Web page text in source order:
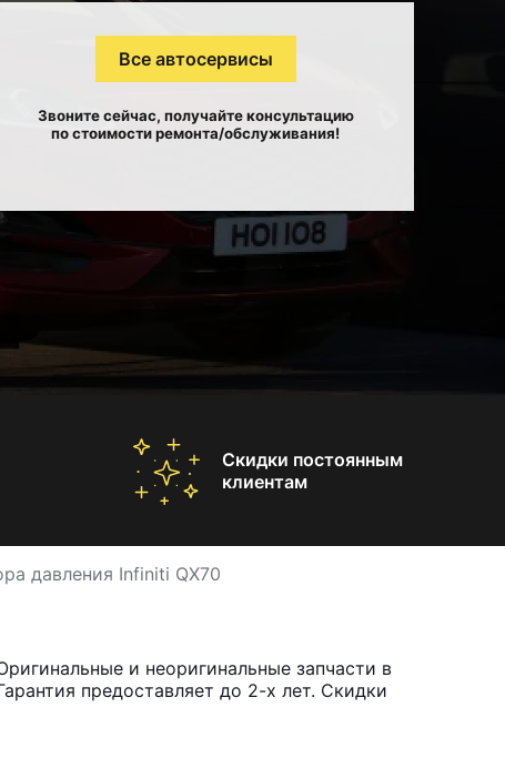
Все автосервисы
Звоните сейчас, получайте консультацию
по стоимости ремонта/обслуживания!
Скидки постоянным
клиентам
давления Infiniti QX70
и неоригинальные запчасти в
предоставляет до 2-х лет. Скидки